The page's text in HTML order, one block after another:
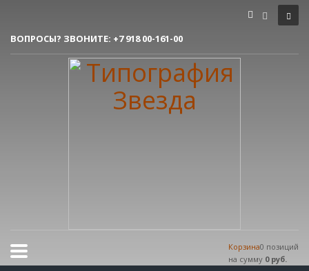
1 Вы делаете заявку.
Согласовываем макет.
Получаете готовый заказ!
ВОПРОСЫ? ЗВОНИТЕ: +7 918 00-161-00
Корзина0 позиций
на сумму 0 руб.